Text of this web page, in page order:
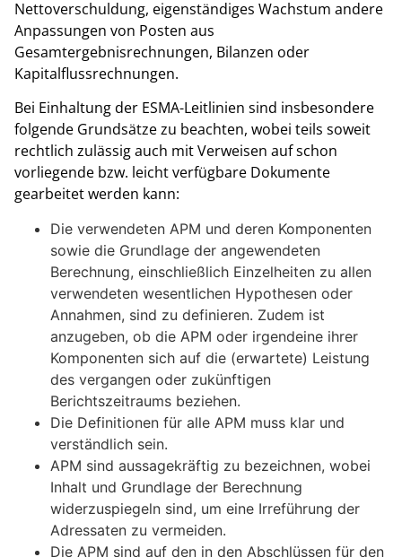
Nettoverschuldung, eigenständiges Wachstum andere
Anpassungen von Posten aus
Gesamtergebnisrechnungen, Bilanzen oder
Kapitalflussrechnungen.
Bei Einhaltung der ESMA-Leitlinien sind insbesondere
folgende Grundsätze zu beachten, wobei teils soweit
rechtlich zulässig auch mit Verweisen auf schon
vorliegende bzw. leicht verfügbare Dokumente
gearbeitet werden kann:
Die verwendeten APM und deren Komponenten
sowie die Grundlage der angewendeten
Berechnung, einschließlich Einzelheiten zu allen
verwendeten wesentlichen Hypothesen oder
Annahmen, sind zu definieren. Zudem ist
anzugeben, ob die APM oder irgendeine ihrer
Komponenten sich auf die (erwartete) Leistung
des vergangen oder zukünftigen
Berichtszeitraums beziehen.
Die Definitionen für alle APM muss klar und
verständlich sein.
APM sind aussagekräftig zu bezeichnen, wobei
Inhalt und Grundlage der Berechnung
widerzuspiegeln sind, um eine Irreführung der
Adressaten zu vermeiden.
Die APM sind auf den in den Abschlüssen für den